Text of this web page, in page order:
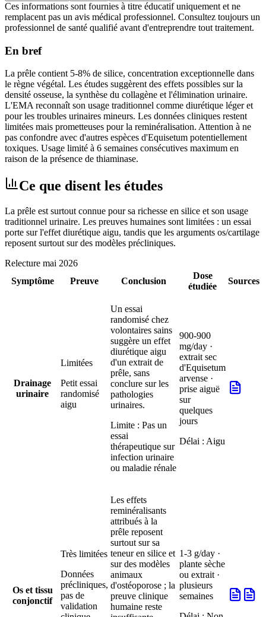
Ces informations sont fournies à titre éducatif uniquement et ne
remplacent pas un avis médical professionnel. Consultez toujours un
professionnel de santé qualifié avant d'entreprendre tout traitement.
En bref
La prêle contient 5-8% de silice, concentration exceptionnelle dans
le règne végétal. Les études suggèrent des effets possibles sur la
densité osseuse, la synthèse du collagène et l'élimination urinaire.
L'EMA reconnaît son usage traditionnel comme diurétique léger et
pour les troubles urinaires mineurs. Les données cliniques restent
limitées mais prometteuses pour la reminéralisation. Attention à ne
pas confondre avec d'autres espèces d'Equisetum potentiellement
toxiques. Usage limité à 6 semaines consécutives maximum en
raison de la présence de thiaminase.
Ce que disent les études
La prêle est surtout connue pour sa richesse en silice et son usage
traditionnel urinaire. Les preuves humaines sont limitées : un essai
porte sur l'effet diurétique aigu, tandis que les arguments os/cartilage
reposent surtout sur des modèles précliniques.
Relecture mai 2026
Symptôme
Preuve Conclusion
Dose
étudiée
Sources
Drainage
urinaire
Limitées
Petit essai
randomisé
aigu
Un essai
randomisé chez
volontaires sains
suggère un effet
diurétique aigu
d'un extrait de
prêle, sans
conclure sur les
pathologies
urinaires.
Limite : Pas un
essai
thérapeutique sur
infection urinaire
ou maladie rénale
900-900
mg/day ·
extrait sec
d'Equisetum
arvense ·
prise aiguë
sur
quelques
jours
Délai : Aigu
Os et tissu
conjonctif
Très limitées
Données
précliniques,
pas de
validation
Les effets
reminéralisants
attribués à la
prêle reposent
surtout sur sa
teneur en silice et
sur des modèles
animaux
d'ostéoporose ; la
preuve clinique
humaine reste
1-3 g/day ·
plante sèche
ou extrait ·
plusieurs
semaines